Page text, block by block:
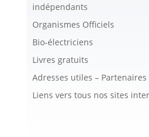
indépendants
Organismes Officiels
Bio-électriciens
Livres gratuits
Adresses utiles – Partenaires
Liens vers tous nos sites